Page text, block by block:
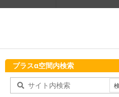
プラスα空間内検索